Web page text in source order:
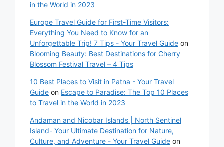
in the World in 2023
Europe Travel Guide for First-Time Visitors:
Everything You Need to Know for an
Unforgettable Trip! 7 Tips - Your Travel Guide on
Blooming Beauty: Best Destinations for Cherry
Blossom Festival Travel – 4 Tips
10 Best Places to Visit in Patna - Your Travel
Guide on Escape to Paradise: The Top 10 Places
to Travel in the World in 2023
Andaman and Nicobar Islands | North Sentinel
Island- Your Ultimate Destination for Nature,
Culture, and Adventure - Your Travel Guide on